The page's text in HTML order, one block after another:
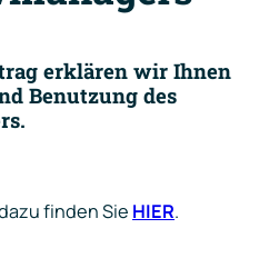
erklären wir Ihnen
Benutzung des
finden Sie HIER.